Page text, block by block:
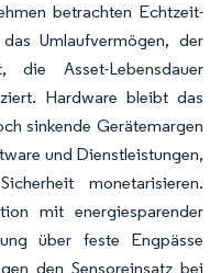
betrachten Echtzeit-
Umlaufvermögen, der
die Asset-Lebensdauer
Hardware bleibt das
sinkende Gerätemargen
und Dienstleistungen,
monetarisieren.
mit energiesparender
über feste Engpässe
den Sensoreinsatz bei